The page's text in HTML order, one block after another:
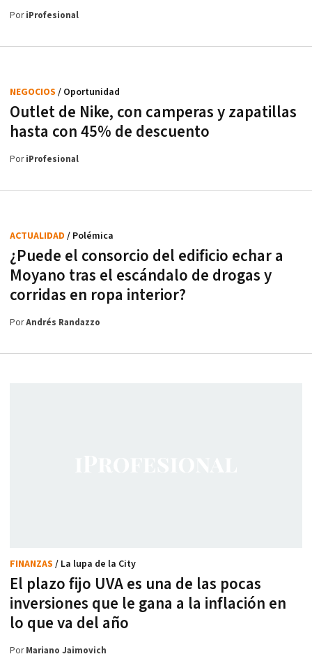
PoriProfesional
Outlet de Nike, con camperas y zapatillas
hasta con 45% de descuento
NEGOCIOS / Oportunidad
PoriProfesional
¿Puede el consorcio del edificio echar a
Moyano tras el escándalo de drogas y
corridas en ropa interior?
ACTUALIDAD / Polémica
PorAndrés Randazzo
El plazo fijo UVA es una de las pocas
inversiones que le gana a la inflación en
lo que va del año
FINANZAS / La lupa de la City
PorMariano Jaimovich